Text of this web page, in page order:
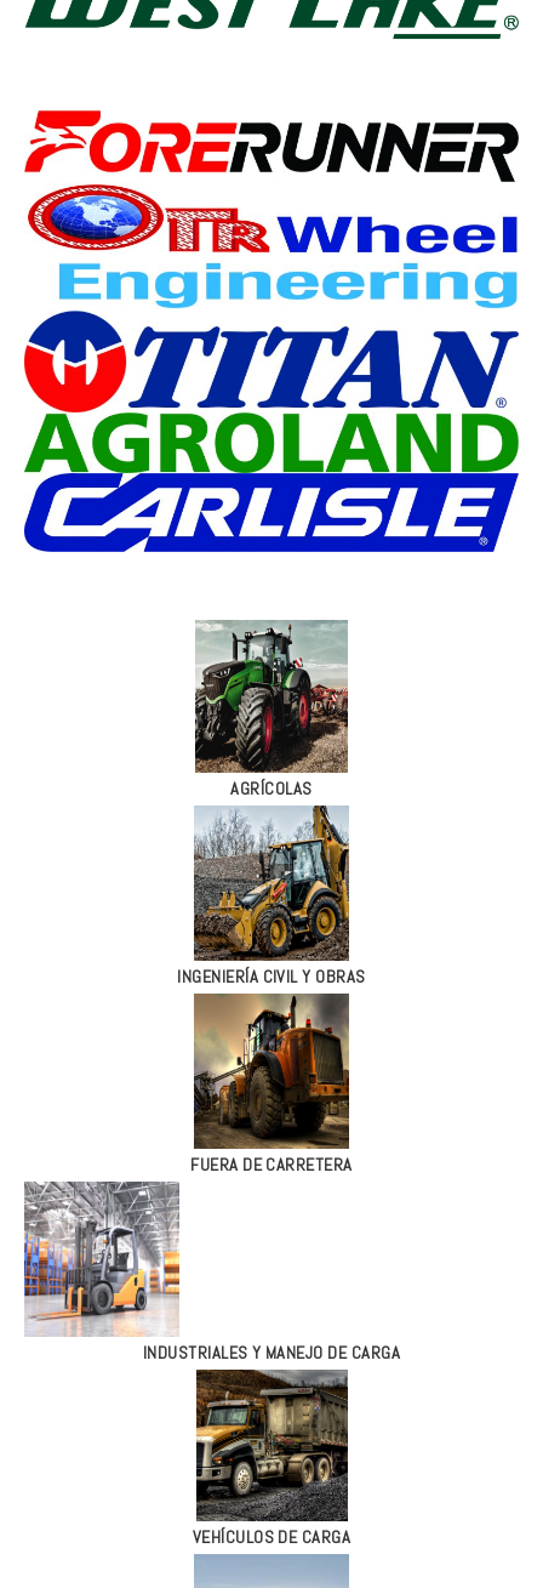
AGRÍCOLAS
INGENIERÍA CIVIL Y OBRAS
FUERA DE CARRETERA
INDUSTRIALES Y MANEJO DE CARGA
VEHÍCULOS DE CARGA